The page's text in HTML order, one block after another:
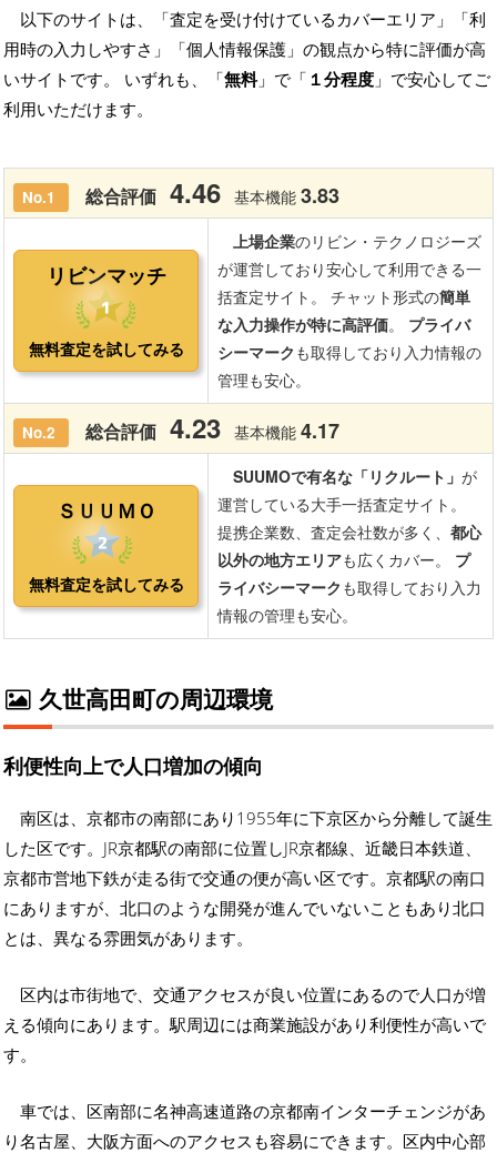
以下のサイトは、「査定を受け付けているカバーエリア」「利
用時の入力しやすさ」「個人情報保護」の観点から特に評価が高
いサイトです。 いずれも、「無料」で「 １分程度 」で安心してご
利用いただけます。
久世高田町の周辺環境
利便性向上で人口増加の傾向
南区は、京都市の南部にあり1955年に下京区から分離して誕生
した区です。JR京都駅の南部に位置しJR京都線、近畿日本鉄道、
京都市営地下鉄が走る街で交通の便が高い区です。京都駅の南口
にありますが、北口のような開発が進んでいないこともあり北口
とは、異なる雰囲気があります。
区内は市街地で、交通アクセスが良い位置にあるので人口が増
える傾向にあります。駅周辺には商業施設があり利便性が高いで
す。
車では、区南部に名神高速道路の京都南インターチェンジがあ
り名古屋、大阪方面へのアクセスも容易にできます。区内中心部